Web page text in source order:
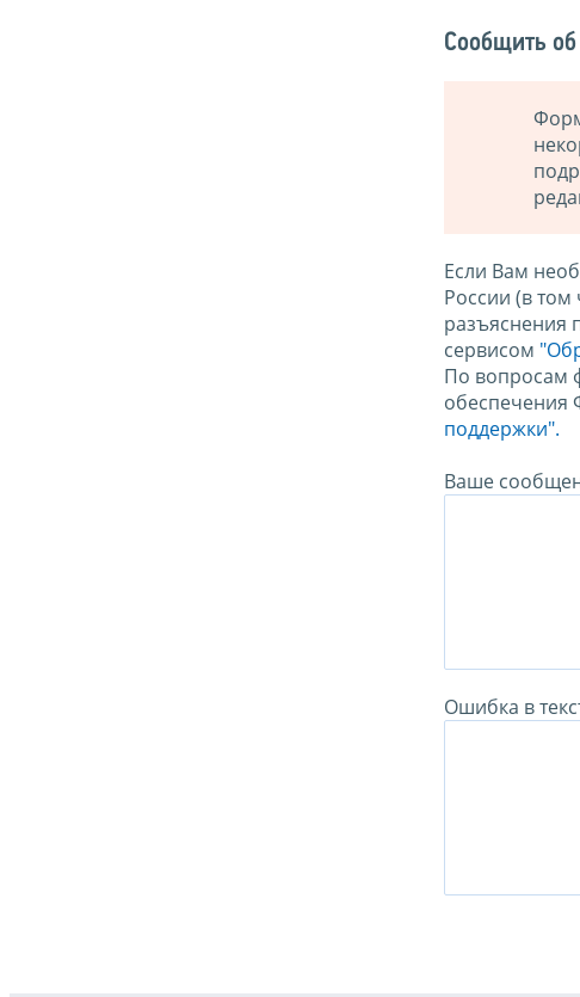
Сообщить
Если Вам
России (в том
разъяснения
сервисом
По вопросам
обеспечения
поддержки".
Ваше
Ошибка в